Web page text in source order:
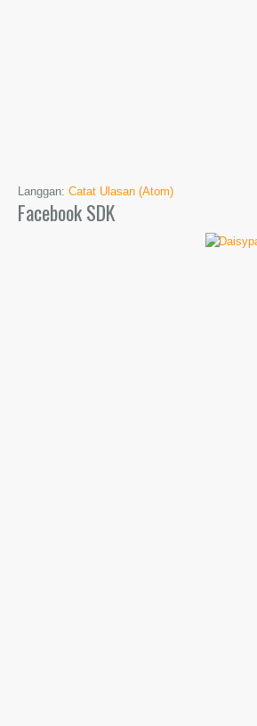
Langgan: Catat Ulasan (Atom)
Facebook SDK